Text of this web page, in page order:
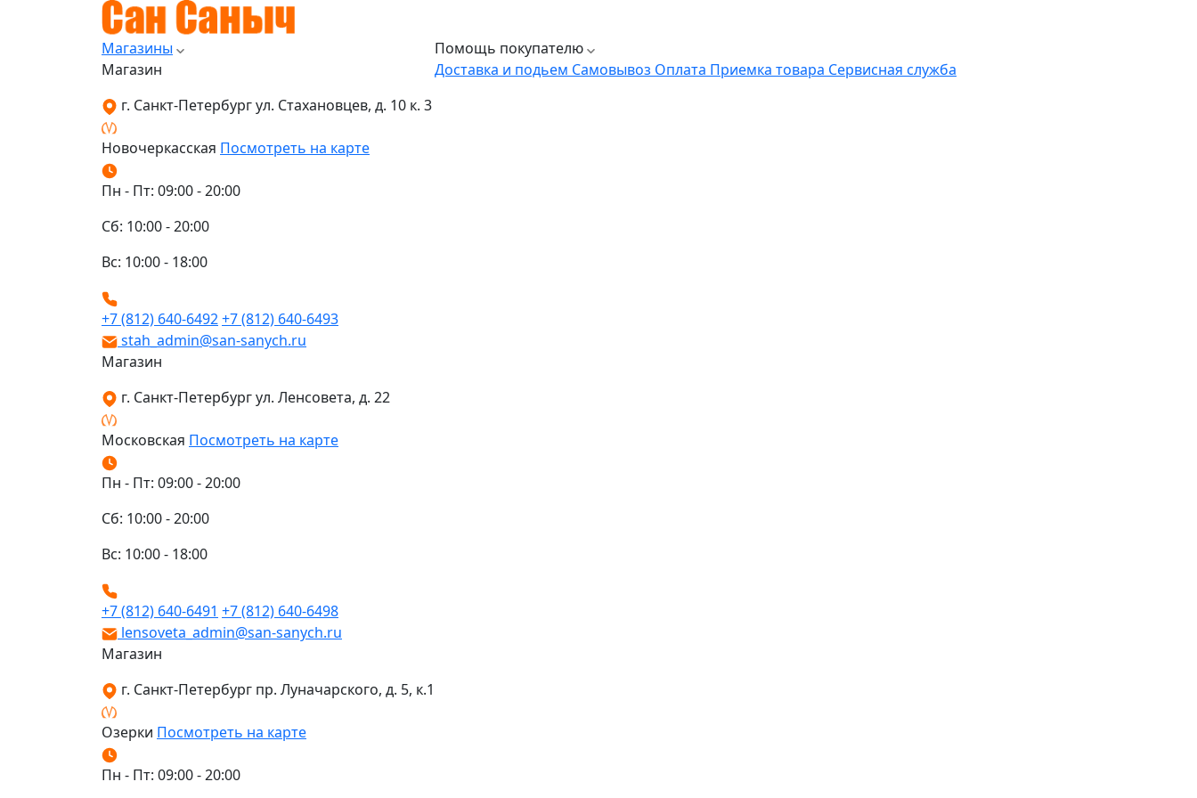
Магазины
Магазин
г. Санкт-Петербург ул. Стахановцев, д. 10 к. 3
Новочеркасская Посмотреть на карте
Пн - Пт: 09:00 - 20:00
Сб: 10:00 - 20:00
Вс: 10:00 - 18:00
+7 (812) 640-6492+7 (812) 640-6493
stah_admin@san-sanych.ru
Магазин
г. Санкт-Петербург ул. Ленсовета, д. 22
Московская Посмотреть на карте
Пн - Пт: 09:00 - 20:00
Сб: 10:00 - 20:00
Вс: 10:00 - 18:00
+7 (812) 640-6491 +7 (812) 640-6498
lensoveta_admin@san-sanych.ru
Магазин
г. Санкт-Петербург пр. Луначарского, д. 5, к.1
Озерки Посмотреть на карте
Пн - Пт: 09:00 - 20:00
Помощь покупателю
Доставка и подьем Самовывоз Оплата Приемка товара Сервисная служба